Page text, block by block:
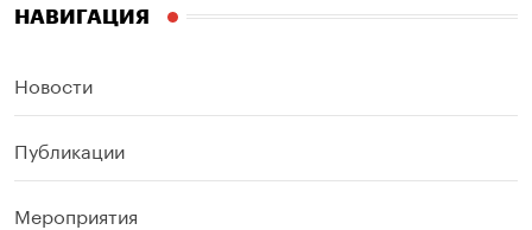
НАВИГАЦИЯ
Новости
Публикации
Мероприятия